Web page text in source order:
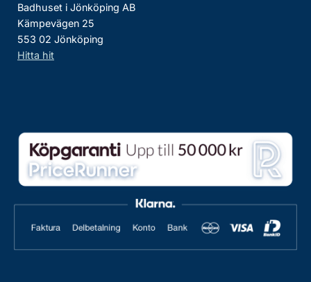
Badhuset i Jönköping AB
Kämpevägen 25
553 02 Jönköping
Hitta hit